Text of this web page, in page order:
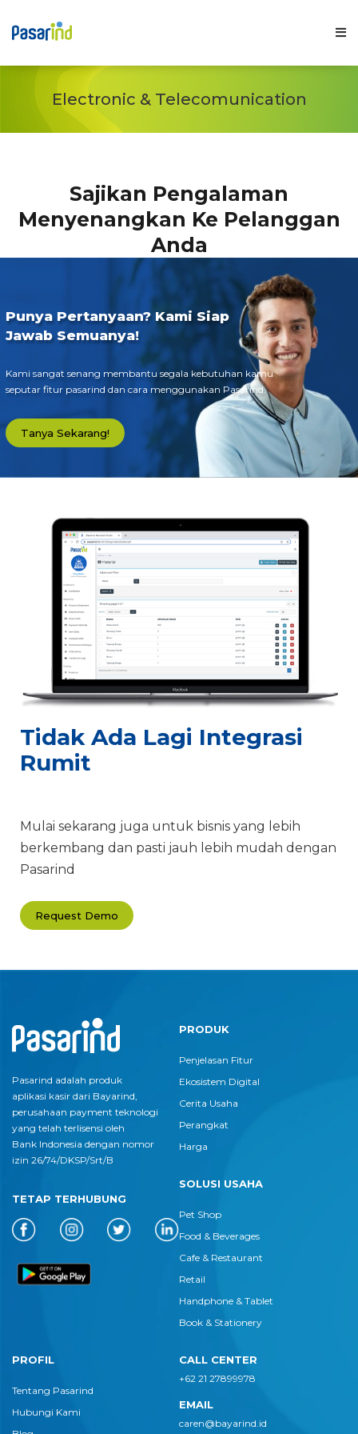
Fitur
Inspirasi
Blog
FAQ
Electronic & Telecomunication
Sajikan Pengalaman
Menyenangkan Ke Pelanggan
Anda
Punya Pertanyaan? Kami Siap
Jawab Semuanya!
Kami sangat senang membantu segala kebutuhan kamu
seputar fitur pasarind dan cara menggunakan Pasarind.
Tanya Sekarang!
Tidak Ada Lagi Integrasi
Rumit
Mulai sekarang juga untuk bisnis yang lebih
berkembang dan pasti jauh lebih mudah dengan
Pasarind
Request Demo
Pasarind adalah produk
aplikasi kasir dari Bayarind,
perusahaan payment teknologi
yang telah terlisensi oleh
Bank Indonesia dengan nomor
izin 26/74/DKSP/Srt/B
TETAP TERHUBUNG
PRODUK
Penjelasan Fitur
Ekosistem Digital
Cerita Usaha
Perangkat
Harga
SOLUSI USAHA
Pet Shop
Food & Beverages
Cafe & Restaurant
Retail
Handphone & Tablet
Book & Stationery
PROFIL
Tentang Pasarind
Hubungi Kami
CALL CENTER
+62 21 27899978
EMAIL
caren@bayarind.id